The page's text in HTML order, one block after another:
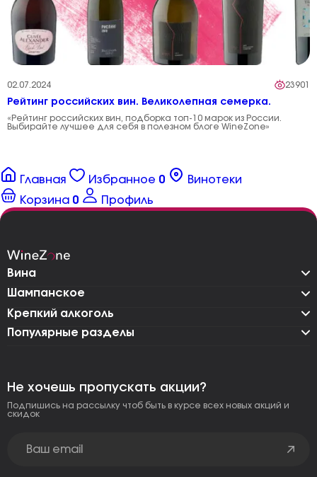
02.07.2024 23901
Рейтинг российских вин. Великолепная семерка.
«Рейтинг российских вин, подборка топ-10 марок из России.
Выбирайте лучшее для себя в полезном блоге WineZone»
Главная Избранное 0
Винотеки
Корзина 0 Профиль
Вина
Шампанское
Крепкий алкоголь
Популярные разделы
Не хочешь пропускать акции?
Подпишись на рассылку чтоб быть в курсе всех новых акций и
скидок